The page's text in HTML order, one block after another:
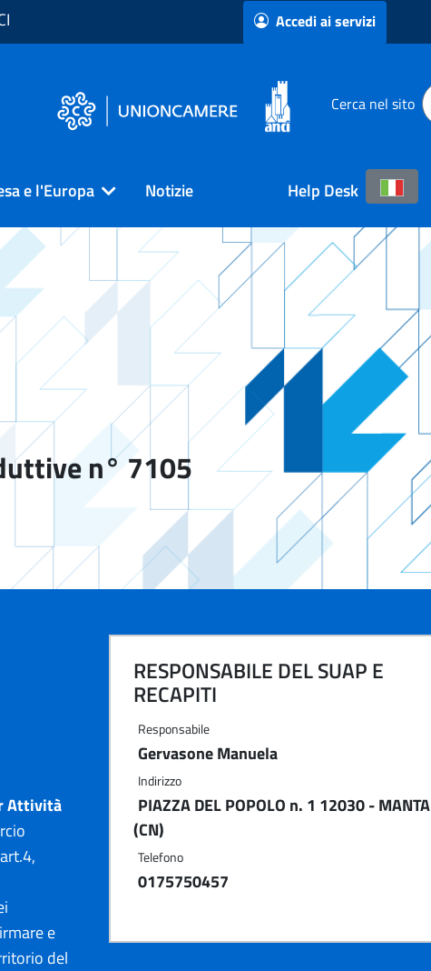
Accedi ai servizi
Cerca nel sito
e l'Europa Notizie Help Desk
n° 7105
Attività
e
del
RESPONSABILE DEL SUAP E
RECAPITI
Responsabile
Gervasone Manuela
Indirizzo
PIAZZA DEL POPOLO n. 1 12030 - MANTA
(CN)
Telefono
0175750457